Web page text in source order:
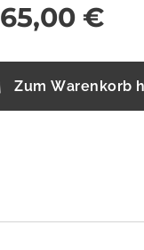
65,00 €
Zum Warenkorb